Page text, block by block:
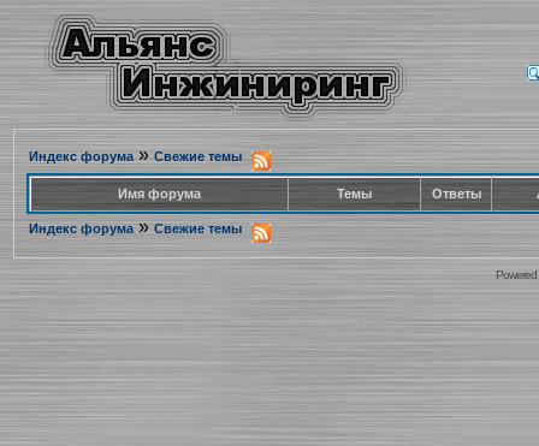
Индекс форума» Свежие темы
Имя форума Темы Ответы
Индекс форума » Свежие темы